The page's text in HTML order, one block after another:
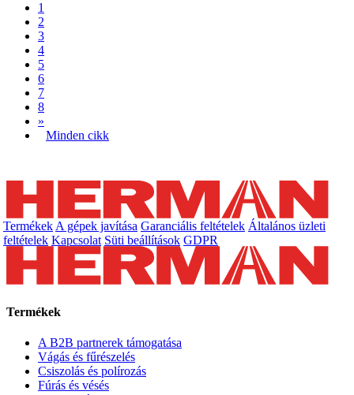
1
2
3
4
5
6
7
8
»
Minden cikk
Termékek A gépek javítása Garanciális feltételek Általános üzleti
feltételek Kapcsolat Süti beállítások GDPR
Termékek
A B2B partnerek támogatása
Vágás és fűrészelés
Csiszolás és polírozás
Fúrás és vésés